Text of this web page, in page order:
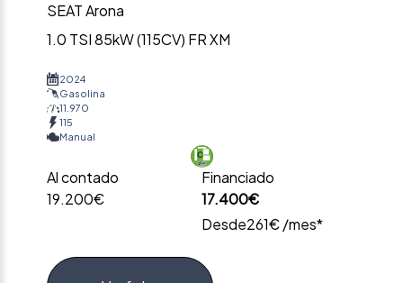
SEAT Arona
1.0 TSI 85kW (115CV) FR XM
2024
Gasolina
11.970
115
Manual
Al contado
19.200€
Financiado
17.400€
Desde261€ /mes*